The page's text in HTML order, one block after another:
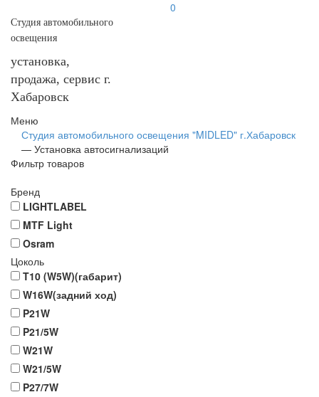
Студия автомобильного
освещения
установка,
продажа, сервис г.
Хабаровск
0
Меню
Студия автомобильного освещения "MIDLED" г.Хабаровск
— Установка автосигнализаций
Фильтр товаров
Бренд
LIGHTLABEL
MTF Light
Osram
Цоколь
T10 (W5W)(габарит)
W16W(задний ход)
P21W
P21/5W
W21W
W21/5W
P27/7W